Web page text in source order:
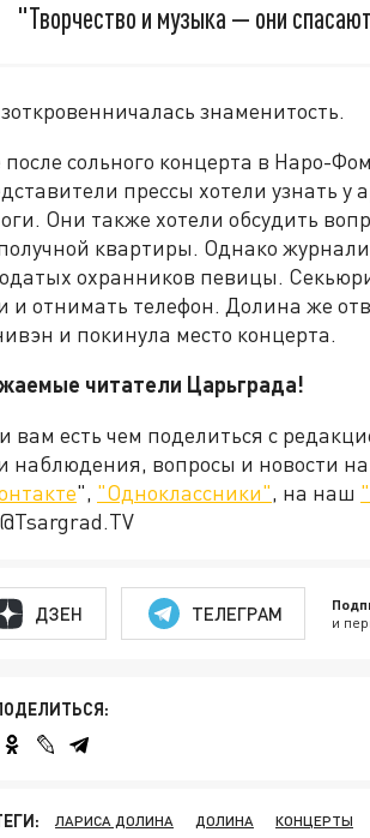
"Творчество и музыка — они
знаменитость.
после сольного концерта в Наро-
прессы хотели узнать у
Они также хотели обсудить
квартиры. Однако
охранников певицы.
и отнимать телефон. Долина же
и покинула место концерта.
читатели Царьграда!
вам есть чем поделиться с
наблюдения, вопросы и новости
", "Одноклассники", на наш
ДЗЕН ТЕЛЕГРАМ и
ЛАРИСА ДОЛИНА ДОЛИНА КОНЦЕРТЫ